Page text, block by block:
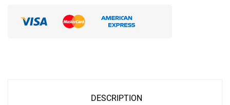
DESCRIPTION